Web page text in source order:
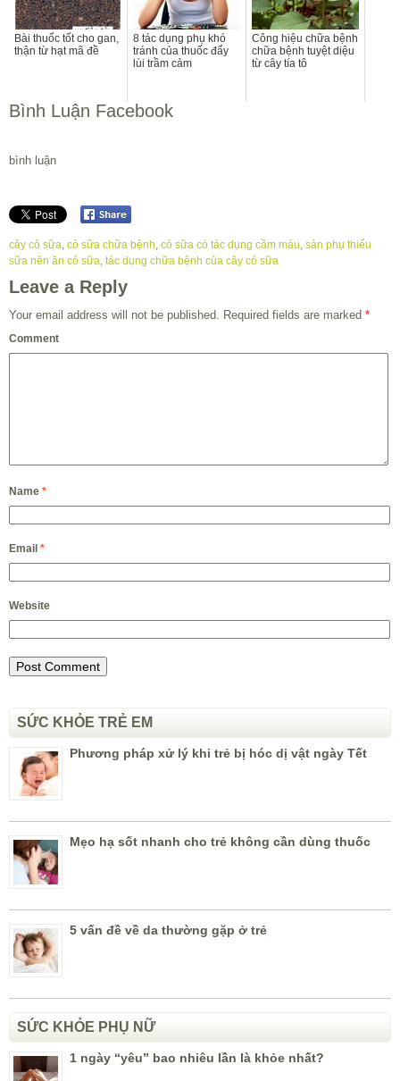
Bài thuốc tốt cho gan,
thận từ hạt mã đề
8 tác dụng phụ khó
tránh của thuốc đẩy
lùi trầm cảm
Công hiệu chữa bệnh
chữa bệnh tuyệt diệu
từ cây tía tô
Bình Luận Facebook
bình luận
cây cỏ sữa, cỏ sữa chữa bệnh, cỏ sữa có tác dụng cầm máu, sản phụ thiếu
sữa nên ăn cỏ sữa, tác dụng chữa bệnh của cây cỏ sữa
Leave a Reply
Your email address will not be published. Required fields are marked *
Comment
Name *
Email *
Website
SỨC KHỎE TRẺ EM
Phương pháp xử lý khi trẻ bị hóc dị vật ngày Tết
Mẹo hạ sốt nhanh cho trẻ không cần dùng thuốc
5 vấn đề về da thường gặp ở trẻ
SỨC KHỎE PHỤ NỮ
1 ngày “yêu” bao nhiêu lần là khỏe nhất?